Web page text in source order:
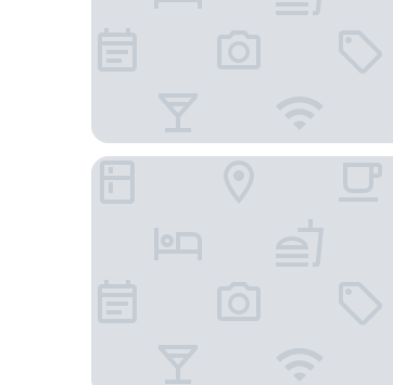
里昂加里巴迪街住宿城市法義公寓式飯店